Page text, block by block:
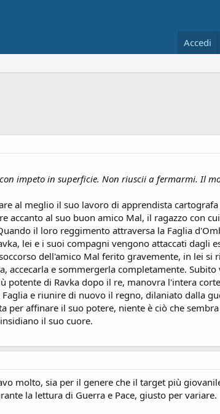
Accedi
impeto in superficie. Non riuscii a fermarmi. Il
al meglio il suo lavoro di apprendista cartografa
al suo buon amico Mal, il ragazzo con
il loro reggimento attraversa la Faglia
lei e i suoi compagni vengono attaccati dagli
dell'amico Mal ferito gravemente, in lei si
e sommergerla completamente. Subito
potente di Ravka dopo il re, manovra l'intera
e riunire di nuovo il regno, dilaniato dalla
per affinare il suo potere, niente è ciò che
il suo cuore.
molto, sia per il genere che il target più
la lettura di Guerra e Pace, giusto per variare.